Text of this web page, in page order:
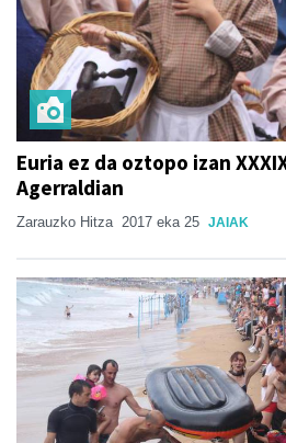
Euria ez da oztopo izan
Agerraldian
Zarauzko Hitza 2017 eka 25 JAIAK